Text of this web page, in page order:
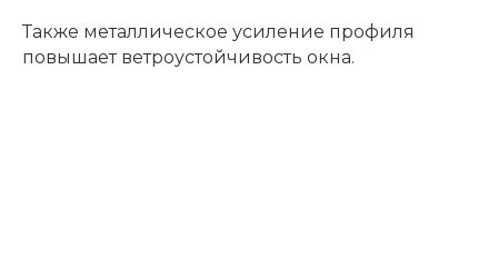
Также металлическое усиление профиля
повышает ветроустойчивость окна.